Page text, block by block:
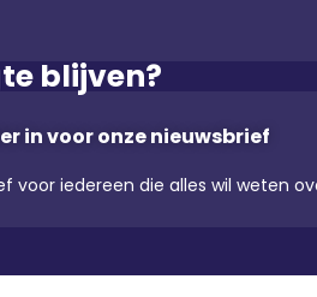
blijven?
in voor onze nieuwsbrief
voor iedereen die alles wil weten